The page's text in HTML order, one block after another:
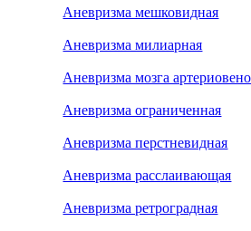
Аневризма мешковидная
Аневризма милиарная
Аневризма мозга
Аневризма ограниченная
Аневризма перстневидная
Аневризма расслаивающая
Аневризма ретроградная